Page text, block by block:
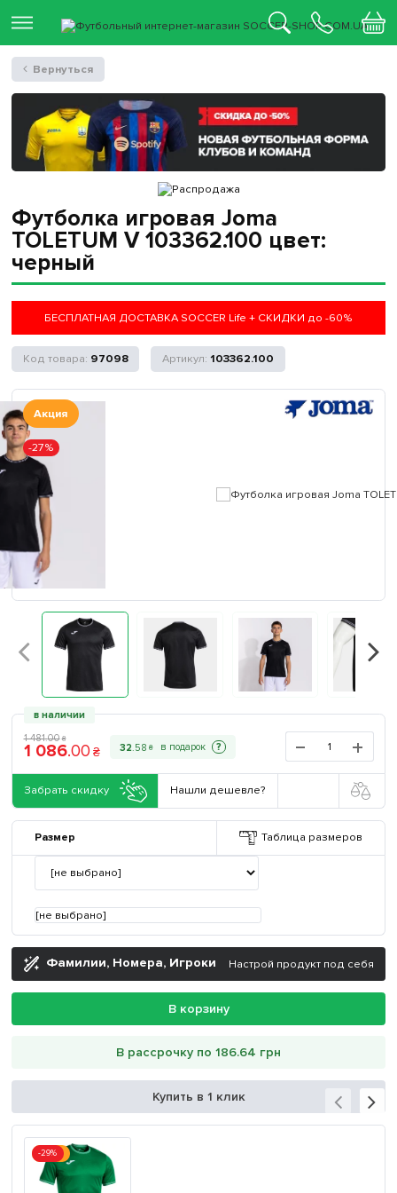
Футболка игровая Joma
TOLETUM V 103362.100 цвет:
черный
БЕСПЛАТНАЯ ДОСТАВКА SOCCER Life + СКИДКИ до -60%
97098 103362.100
Акция
-27%
в наличии
1 481.00 ₴
1 086.00 ₴ 32.58 ₴ ?
Забрать скидку Нашли дешевле?
Размер Таблица размеров
[не выбрано]
Фамилии, Номера, Игроки Настрой продукт под себя
В корзину
В рассрочку по 186.64 грн
Купить в 1 клик
Акция
-29%
Вернуться